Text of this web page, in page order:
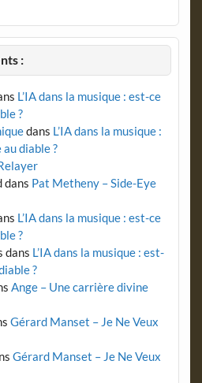
:
L’IA dans la musique : est-ce
?
dans L’IA dans la musique :
diable ?
dans Pat Metheny – Side-Eye
L’IA dans la musique : est-ce
?
dans L’IA dans la musique : est-
?
Ange – Une carrière divine
Gérard Manset – Je Ne Veux
Gérard Manset – Je Ne Veux